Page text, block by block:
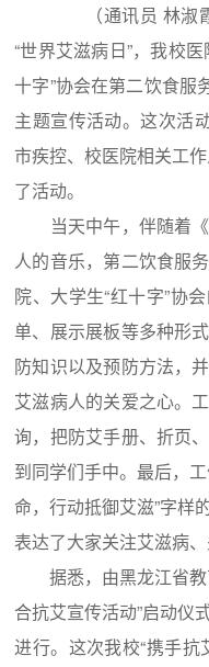
（通讯员 林淑霞
“世界艾滋病日”，我校
十字”协会在第二饮食服
主题宣传活动。这次活
市疾控、校医院相关工
了活动。
当天中午，伴随着《
人的音乐，第二饮食服
院、大学生“红十字”协
单、展示展板等多种形
防知识以及预防方法，
艾滋病人的关爱之心。
询，把防艾手册、折页
到同学们手中。最后，
命，行动抵御艾滋”字样
表达了大家关注艾滋病
据悉，由黑龙江省教
合抗艾宣传活动”启动仪
进行。这次我校“携手